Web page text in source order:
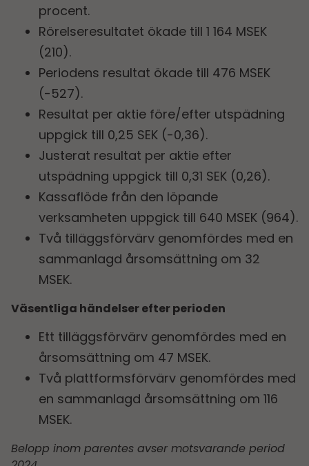
procent.
Rörelseresultatet ökade till 1 164 MSEK
(210).
Periodens resultat ökade till 476 MSEK
(-527).
Resultat per aktie före/efter utspädning
uppgick till 0,25 SEK (-0,36).
Justerat resultat per aktie efter
utspädning uppgick till 0,31 SEK (0,26).
Kassaflöde från den löpande
verksamheten uppgick till 640 MSEK (964).
Två tilläggsförvärv genomfördes med en
sammanlagd årsomsättning om 32
MSEK.
Väsentliga händelser efter perioden
Ett tilläggsförvärv genomfördes med en
årsomsättning om 47 MSEK.
Två plattformsförvärv genomfördes med
en sammanlagd årsomsättning om 116
MSEK.
Belopp inom parentes avser motsvarande period